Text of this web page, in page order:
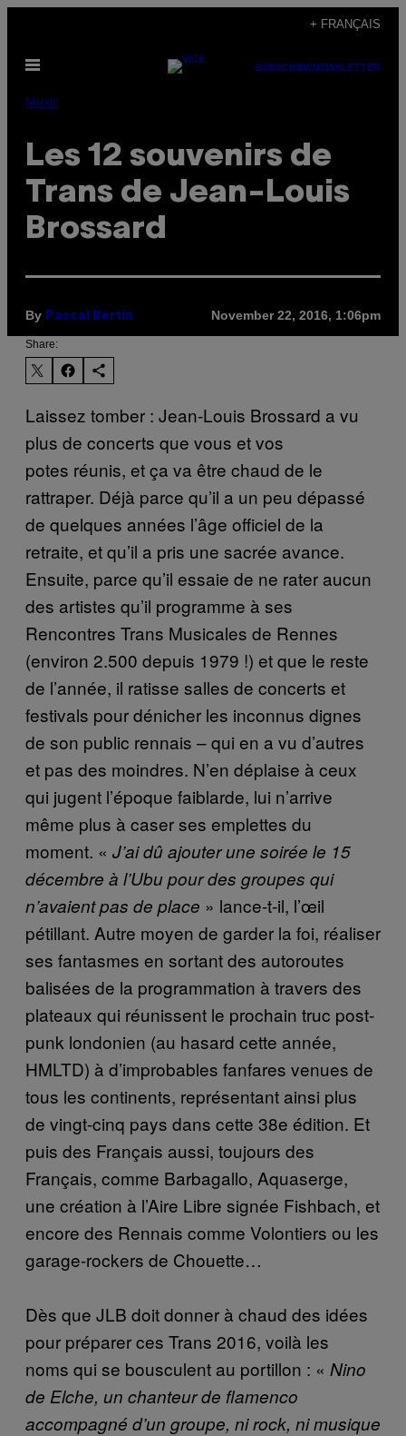
content
+ FRANÇAIS
Open
SUBSCRIBENEWSLETTER
Music
Les 12 souvenirs de
Trans de Jean-Louis
Brossard
By Pascal Bertin November 22, 2016, 1:06pm
Share:
Laissez tomber : Jean-Louis Brossard a vu
plus de concerts que vous et vos
potes réunis, et ça va être chaud de le
rattraper. Déjà parce qu’il a un peu dépassé
de quelques années l’âge officiel de la
retraite, et qu’il a pris une sacrée avance.
Ensuite, parce qu’il essaie de ne rater aucun
des artistes qu’il programme à ses
Rencontres Trans Musicales de Rennes
(environ 2.500 depuis 1979 !) et que le reste
de l’année, il ratisse salles de concerts et
festivals pour dénicher les inconnus dignes
de son public rennais – qui en a vu d’autres
et pas des moindres. N’en déplaise à ceux
qui jugent l’époque faiblarde, lui n’arrive
même plus à caser ses emplettes du
moment. « J’ai dû ajouter une soirée le 15
décembre à l’Ubu pour des groupes qui
n’avaient pas de place » lance-t-il, l’œil
pétillant. Autre moyen de garder la foi, réaliser
ses fantasmes en sortant des autoroutes
balisées de la programmation à travers des
plateaux qui réunissent le prochain truc post-
punk londonien (au hasard cette année,
HMLTD) à d’improbables fanfares venues de
tous les continents, représentant ainsi plus
de vingt-cinq pays dans cette 38e édition. Et
puis des Français aussi, toujours des
Français, comme Barbagallo, Aquaserge,
une création à l’Aire Libre signée Fishbach, et
encore des Rennais comme Volontiers ou les
garage-rockers de Chouette…
Dès que JLB doit donner à chaud des idées
pour préparer ces Trans 2016, voilà les
noms qui se bousculent au portillon : « Nino
de Elche, un chanteur de flamenco
accompagné d’un groupe, ni rock, ni musique